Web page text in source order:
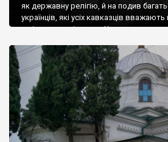
як державну релігію, й на подив
українців, які усіх кавказців
є відданими вірянами Христа